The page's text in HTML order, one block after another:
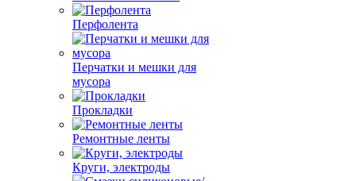
Перфолента
Перчатки и мешки для
мусора
Прокладки
Ремонтные ленты
Круги, электроды